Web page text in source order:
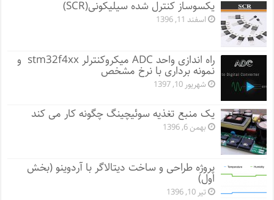
یکسوساز کنترل شده سیلیکونی(SCR)
اسفند 11, 1396
راه اندازی واحد ADC میکروکنترلر stm32f4xx و
نمونه برداری با نرخ مشخص
شهریور 10, 1397
یک منبع تغذیه سوئیچینگ چگونه کار می کند
بهمن 6, 1396
پروژه طراحی و ساخت دیتالاگر با آردوینو (بخش
اول)
تیر 10, 1396